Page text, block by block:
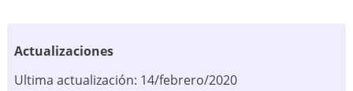
Actualizaciones
Ultima actualización: 14/febrero/2020